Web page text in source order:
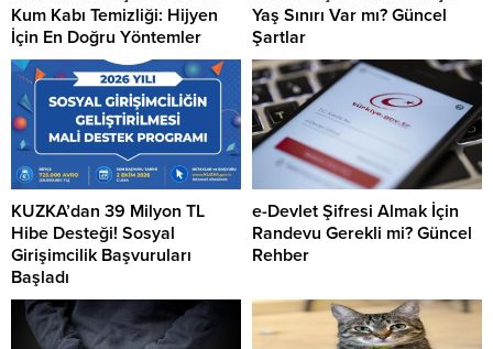
Kum Kabı Temizliği: Hijyen
İçin En Doğru Yöntemler
Yaş Sınırı Var mı? Güncel
Şartlar
KUZKA’dan 39 Milyon TL
Hibe Desteği! Sosyal
Girişimcilik Başvuruları
Başladı
e-Devlet Şifresi Almak İçin
Randevu Gerekli mi? Güncel
Rehber